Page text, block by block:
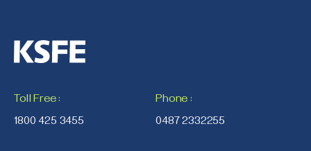
Toll Free:
1800 425 3455
Phone :
0487 2332255